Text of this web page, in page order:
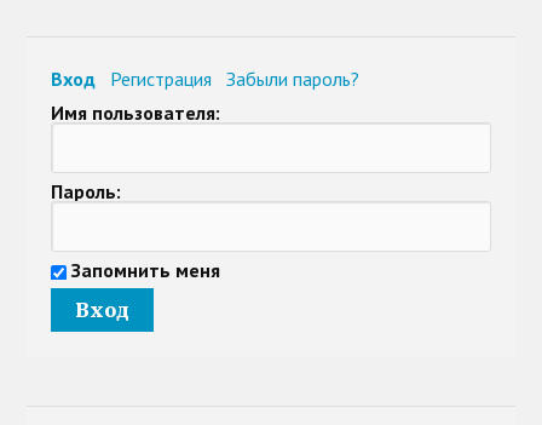
Вход Регистрация
Забыли пароль?
Имя пользователя:
Пароль:
Запомнить меня